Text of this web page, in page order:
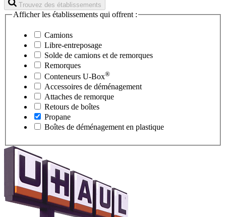
Trouvez des établissements
Afficher les établissements qui offrent :
Camions
Libre-entreposage
Solde de camions et de remorques
Remorques
Conteneurs U-Box®
Accessoires de déménagement
Attaches de remorque
Retours de boîtes
Propane
Boîtes de déménagement en plastique